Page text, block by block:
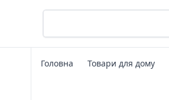
Головна Товари для дому